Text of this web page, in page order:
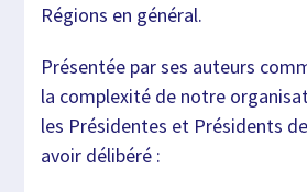
Régions en général.
Présentée par ses auteurs
la complexité de notre
les Présidentes et Présidents
avoir délibéré :